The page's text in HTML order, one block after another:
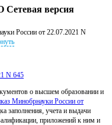
версия
России от 22.07.2021 N
N 645
о высшем образовании и
Минобрнауки России от
заполнения, учета и выдачи
приложений к ним и